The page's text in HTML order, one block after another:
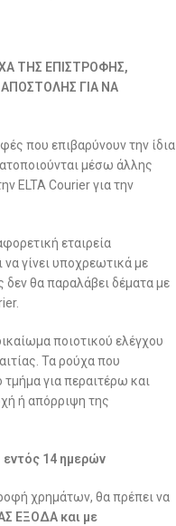
ΤΗΣ ΕΠΙΣΤΡΟΦΗΣ,
ΓΙΑ ΝΑ
που επιβαρύνουν την ίδια
μέσω άλλης
ELTA Courier για την
εταιρεία
γίνει υποχρεωτικά με
θα παραλάβει δέματα με
ποιοτικού ελέγχου
Τα ρούχα που
για περαιτέρω και
ή απόρριψη της
14 ημερών
χρημάτων, θα πρέπει να
ΕΞΟΔΑ και με